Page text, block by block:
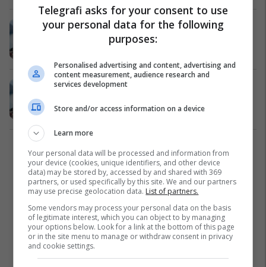
Montenegro lifts visa-free regime
for Russians
Mali i Zi heq regjimin pa viza për
Mali i Zi 16/07/2026
1
Telegrafi asks for your consent to use
your personal data for the following
purposes:
Personalised advertising and content, advertising and
content measurement, audience research and
services development
Store and/or access information on a device
Learn more
Your personal data will be processed and information from
your device (cookies, unique identifiers, and other device
data) may be stored by, accessed by and shared with 369
partners, or used specifically by this site. We and our partners
may use precise geolocation data. List of partners.
Some vendors may process your personal data on the basis
of legitimate interest, which you can object to by managing
your options below. Look for a link at the bottom of this page
or in the site menu to manage or withdraw consent in privacy
and cookie settings.